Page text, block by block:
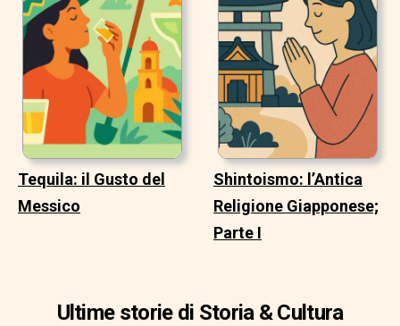
Tequila: il Gusto del
Messico
Shintoismo: l’Antica
Religione Giapponese;
Parte I
Ultime storie di Storia & Cultura